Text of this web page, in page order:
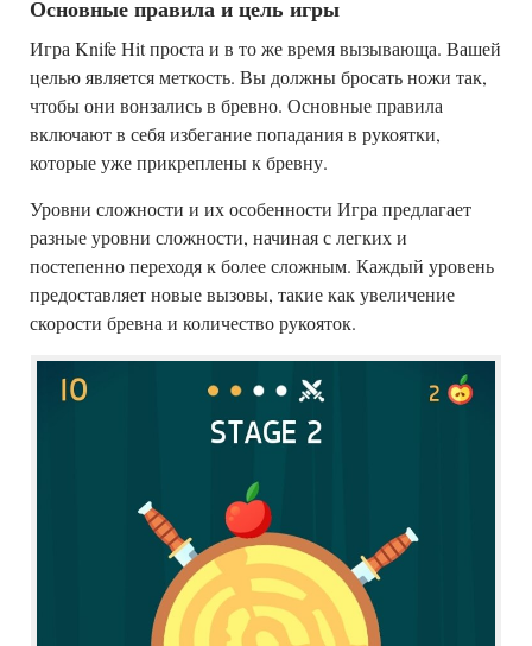
Основные правила и цель игры
Игра Knife Hit проста и в то же время вызывающа. Вашей
целью является меткость. Вы должны бросать ножи так,
чтобы они вонзались в бревно. Основные правила
включают в себя избегание попадания в рукоятки,
которые уже прикреплены к бревну.
Уровни сложности и их особенности Игра предлагает
разные уровни сложности, начиная с легких и
постепенно переходя к более сложным. Каждый уровень
предоставляет новые вызовы, такие как увеличение
скорости бревна и количество рукояток.